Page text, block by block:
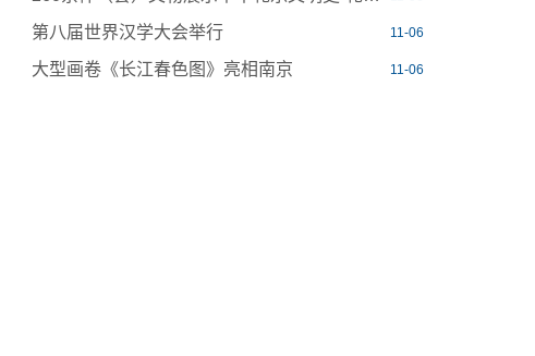
11-06
第八届世界汉学大会举行
11-06
大型画卷《长江春色图》亮相南京